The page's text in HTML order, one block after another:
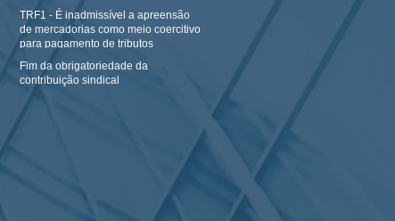
Simples N
TRF1 - É inadmissível a apreensão
de mercadorias como meio coercitivo
para pagamento de tributos
Fim da obrigatoriedade da
contribuição sindical